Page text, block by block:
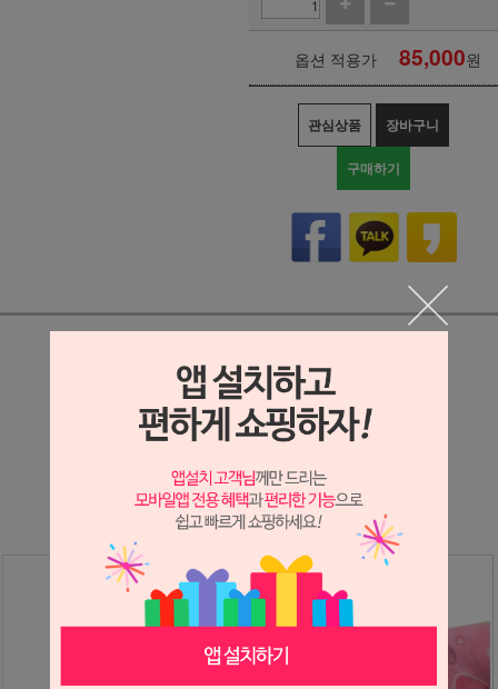
옵션 적용가 85,000원
관심상품 장바구니
구매하기
상세정보 새창 열기
상세 정보를 확대해 보실 수 있습니다.
※ 필독해주세요 ※
장미는 시세 변동에 따라 가격이 달라질 수 있으니